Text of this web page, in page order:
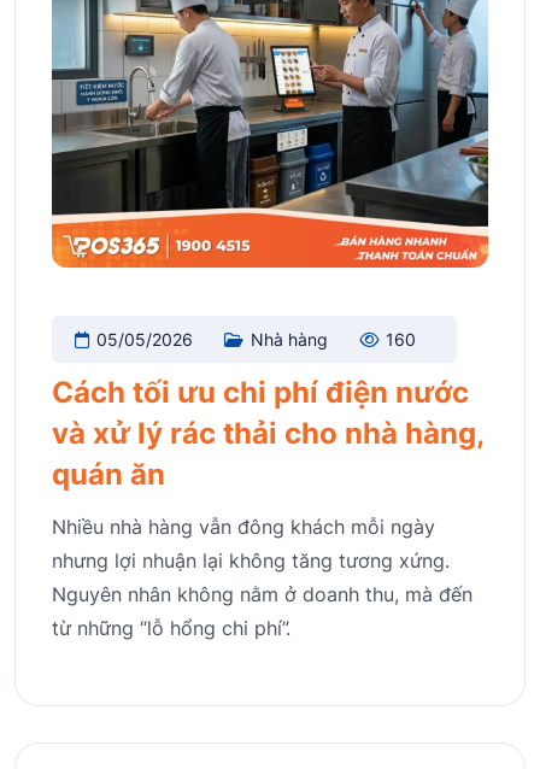
05/05/2026 Nhà hàng 160
Cách tối ưu chi phí điện nước
và xử lý rác thải cho nhà hàng,
quán ăn
Nhiều nhà hàng vẫn đông khách mỗi ngày
nhưng lợi nhuận lại không tăng tương xứng.
Nguyên nhân không nằm ở doanh thu, mà đến
từ những “lỗ hổng chi phí”.